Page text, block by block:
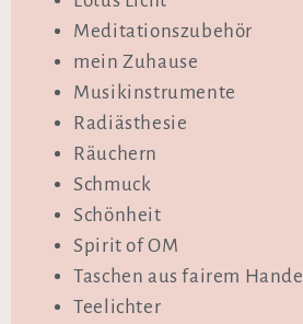
Meditationszubehör
mein Zuhause
Musikinstrumente
Radiästhesie
Räuchern
Schmuck
Schönheit
Spirit of OM
Taschen aus fairem Handel
Teelichter